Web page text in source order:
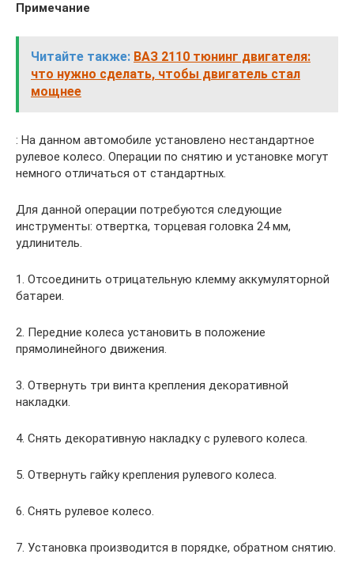
Примечание
Читайте также: ВАЗ 2110 тюнинг двигателя:
что нужно сделать, чтобы двигатель стал
мощнее
: На данном автомобиле установлено нестандартное
рулевое колесо. Операции по снятию и установке могут
немного отличаться от стандартных.
Для данной операции потребуются следующие
инструменты: отвертка, торцевая головка 24 мм,
удлинитель.
1. Отсоединить отрицательную клемму аккумуляторной
батареи.
2. Передние колеса установить в положение
прямолинейного движения.
3. Отвернуть три винта крепления декоративной
накладки.
4. Снять декоративную накладку с рулевого колеса.
5. Отвернуть гайку крепления рулевого колеса.
6. Снять рулевое колесо.
7. Установка производится в порядке, обратном снятию.